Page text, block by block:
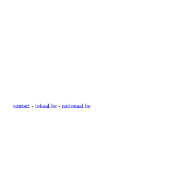
contact - lokaal.be - nationaal.be